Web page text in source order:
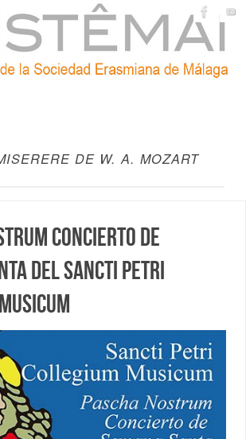
DE W. A. MOZART
Concierto de
del Sancti Petri